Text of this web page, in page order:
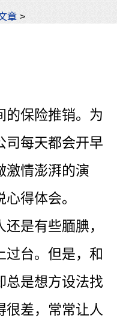
章 >
的保险推销。为
司每天都会开早
激情澎湃的演
得体会。
是有些腼腆，
过台。但是，和
总是想方设法找
很差，常常让人